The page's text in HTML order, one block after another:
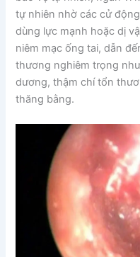
tự nhiên nhờ các cử
dùng lực mạnh hoặc dị
niêm mạc ống tai, dẫn
thương nghiêm trọng
dương, thậm chí tổn
thăng bằng.